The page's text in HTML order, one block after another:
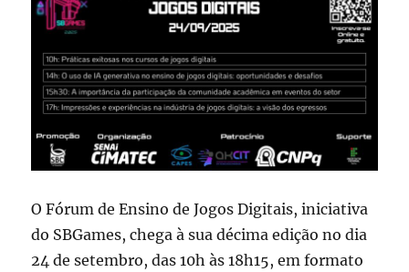
Espanha
O Fórum de Ensino de Jogos Digitais, iniciativa
do SBGames, chega à sua décima edição no dia
24 de setembro, das 10h às 18h15, em formato